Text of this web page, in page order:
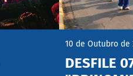
10 de Outubro de
DESFILE